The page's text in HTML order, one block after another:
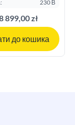
230 В
899,00 zł
до кошика